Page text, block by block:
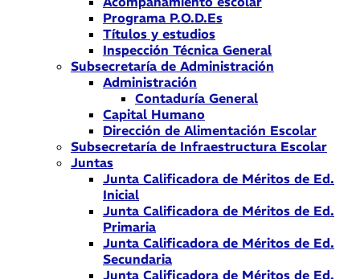
Programa P.O.D.Es
Títulos y estudios
Inspección Técnica General
Subsecretaría de Administración
Administración
Contaduría General
Capital Humano
Dirección de Alimentación Escolar
Subsecretaría de Infraestructura Escolar
Juntas
Junta Calificadora de Méritos de Ed.
Inicial
Junta Calificadora de Méritos de Ed.
Primaria
Junta Calificadora de Méritos de Ed.
Secundaria
Junta Calificadora de Méritos de Ed.